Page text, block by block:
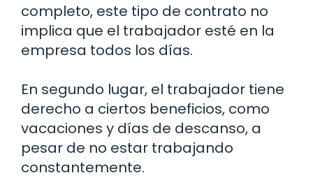
completo, este tipo de contrato no
implica que el trabajador esté en la
empresa todos los días.
En segundo lugar, el trabajador tiene
derecho a ciertos beneficios, como
vacaciones y días de descanso, a
pesar de no estar trabajando
constantemente.